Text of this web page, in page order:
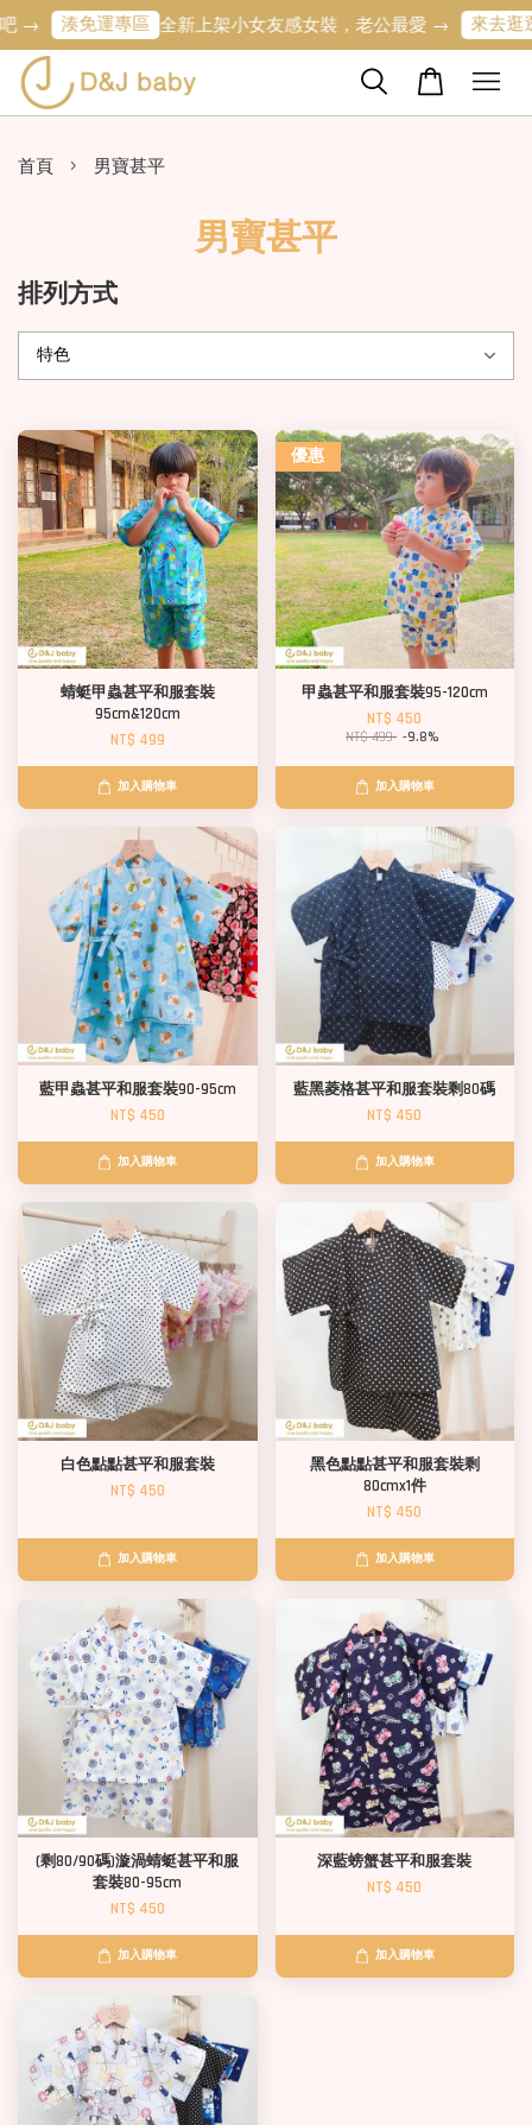
→ 湊免運專區 全新上架小女友感女裝，老公最愛 → 來去逛逛
首頁 › 男寶甚平
男寶甚平
排列方式
蜻蜓甲蟲甚平和服套裝
95cm&120cm
NT$ 499
加入購物車
優惠
甲蟲甚平和服套裝95-120cm
NT$ 450
NT$ 499 -9.8%
加入購物車
藍甲蟲甚平和服套裝90-95cm
NT$ 450
加入購物車
藍黑菱格甚平和服套裝剩80碼
NT$ 450
加入購物車
白色點點甚平和服套裝
NT$ 450
加入購物車
黑色點點甚平和服套裝剩
80cmx1件
NT$ 450
加入購物車
(剩80/90碼)漩渦蜻蜓甚平和服
套裝80-95cm
NT$ 450
加入購物車
深藍螃蟹甚平和服套裝
NT$ 450
加入購物車